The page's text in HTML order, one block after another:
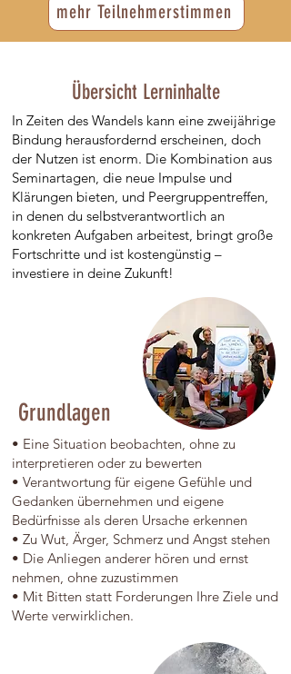
mehr Teilnehmerstimmen
Übersicht Lerninhalte
In Zeiten des Wandels kann eine zweijährige
Bindung herausfordernd erscheinen, doch
der Nutzen ist enorm. Die Kombination aus
Seminartagen, die neue Impulse und
Klärungen bieten, und Peergruppentreffen,
in denen du selbstverantwortlich an
konkreten Aufgaben arbeitest, bringt große
Fortschritte und ist kostengünstig –
investiere in deine Zukunft!
Grundlagen
• Eine Situation beobachten, ohne zu
interpretieren oder zu bewerten
• Verantwortung für eigene Gefühle und
Gedanken übernehmen und eigene
Bedürfnisse als deren Ursache erkennen
• Zu Wut, Ärger, Schmerz und Angst stehen
• Die Anliegen anderer hören und ernst
nehmen, ohne zuzustimmen
• Mit Bitten statt Forderungen Ihre Ziele und
Werte verwirklichen.